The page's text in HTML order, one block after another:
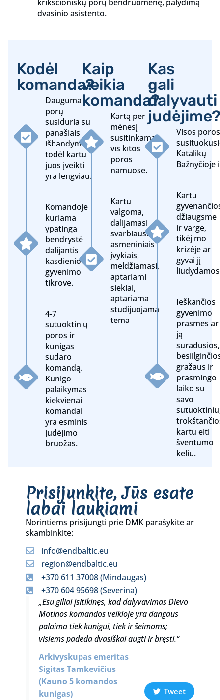
krikščioniškų porų bendruomenę, palydimą
dvasinio asistento.
Kodėl
komanda?
Dauguma
porų
susiduria su
panašiais
išbandymais,
todėl kartu
juos įveikti
yra lengviau.
Komandoje
kuriama
ypatinga
bendrystė
dalijantis
kasdienio
gyvenimo
tikrove.
4-7
sutuoktinių
poros ir
kunigas
sudaro
komandą.
Kunigo
palaikymas
kiekvienai
komandai
yra esminis
judėjimo
bruožas.
Kaip
veikia
komanda?
Kartą per
mėnesį
susitinkama
vis kitos
poros
namuose.
Kartu
valgoma,
dalijamasi
svarbiausiais
asmeniniais
įvykiais,
meldžiamasi,
aptariami
siekiai,
aptariama
studijuojama
tema
Kas
gali
dalyvauti
judėjime?
Visos
Katalikų
Bažnyčioje
Kartu
džiaugsme
ir varge,
tikėjimo
krizėje ar
gyvai jį
Ieškančios
gyvenimo
prasmės ar
ją
suradusios,
gražaus ir
prasmingo
laiko su
savo
kartu eiti
šventumo
keliu.
Prisijunkite, Jūs esate
labai laukiami
Norintiems prisijungti prie DMK parašykite ar
skambinkite:
info@endbaltic.eu
region@endbaltic.eu
+370 611 37008 (Mindaugas)
+370 604 95698 (Severina)
„Esu giliai įsitikinęs, kad dalyvavimas Dievo
Motinos komandos veikloje yra dangaus
palaima tiek kunigui, tiek ir šeimoms;
visiems padeda dvasiškai augti ir bręsti.“
Arkivyskupas emeritas
Sigitas Tamkevičius
(Kauno 5 komandos
kunigas)
Tweet